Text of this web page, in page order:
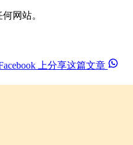
网站。
上分享这篇文章